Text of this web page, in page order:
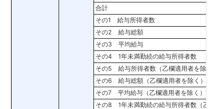
合計
その1 給与所得者数
その2 給与総額
その3 平均給与
その4 1年未満勤続の給与所得者数
その5 給与所得者数（乙欄適用者を除く
その6 給与総額（乙欄適用者を除く）
その7 平均給与（乙欄適用者を除く）
その8 1年未満勤続の給与所得者数（乙欄